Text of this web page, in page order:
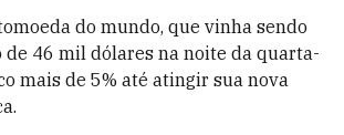
do mundo, que vinha sendo
de 46 mil dólares na noite da quarta-
mais de 5% até atingir sua nova